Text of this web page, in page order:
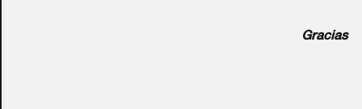
Gracias